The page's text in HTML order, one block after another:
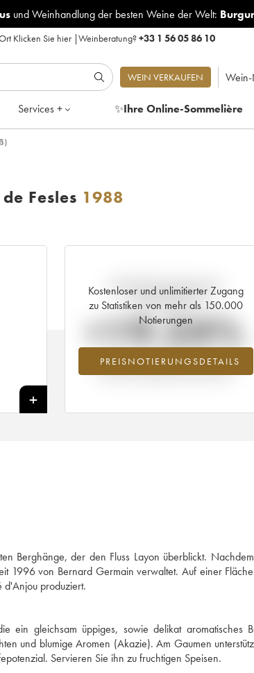
und Weinhandlung der besten Weine der Welt:
Klicken Sie hier|Weinberatung?+33 1 56 05 86 10
WEIN VERKAUFEN
Services + ✨Ihre Online-Sommelière
Fesles 1988
+
Kostenloser und unlimitierter Zugang
zu Statistiken von mehr als 150.000
Notierungen
PREISNOTIERUNGSDETAILS
Aktuelle Entwicklung der
Preisnotierung
+19.24%
Preisanstiegs des Jahrgangs 1988 im Jahr
2026 im Vergleich zum Jahr 2025
Berghänge, der den Fluss Layon überblickt.
1996 von Bernard Germain verwaltet. Auf einer
produziert.
ein gleichsam üppiges, sowie delikat aromatisches
und blumige Aromen (Akazie). Am Gaumen
Servieren Sie ihn zu fruchtigen Speisen.